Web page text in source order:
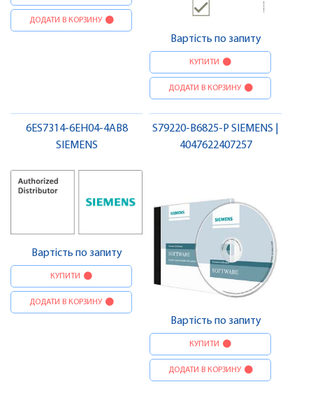
ДОДАТИ В КОРЗИНУ
Вартість по запиту
КУПИТИ
ДОДАТИ В КОРЗИНУ
6ES7314-6EH04-4AB8
SIEMENS
Вартість по запиту
КУПИТИ
ДОДАТИ В КОРЗИНУ
S79220-B6825-P SIEMENS |
4047622407257
Вартість по запиту
КУПИТИ
ДОДАТИ В КОРЗИНУ